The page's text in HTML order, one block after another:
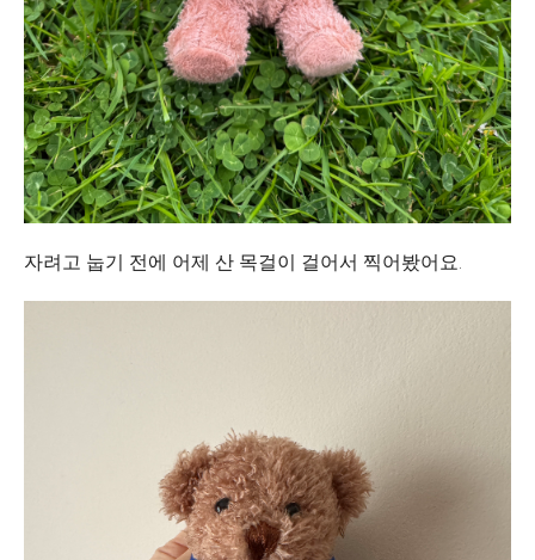
자려고 눕기 전에 어제 산 목걸이 걸어서 찍어봤어요.